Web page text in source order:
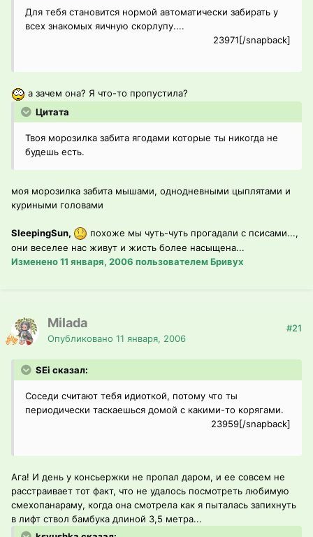
Для тебя становится нормой автоматически забирать у
всех знакомых яичную скорлупу....
23971[/snapback]
а зачем она? Я что-то пропустила?
Цитата
Твоя морозилка забита ягодами которые ты никогда не
будешь есть.
моя морозилка забита мышами, однодневными цыплятами и
куриными головами
SleepingSun,
похоже мы чуть-чуть прогадали с псисами...,
они веселее нас живут и жисть более насыщена...
Изменено11 января, 2006 пользователем Бривух
Milada
Опубликовано 11 января, 2006
#21
SEi сказал:
Соседи считают тебя идиоткой, потому что ты
периодически таскаешься домой с какими-то корягами.
23959[/snapback]
Ага! И день у консьержки не пропал даром, и ее совсем не
расстраивает тот факт, что не удалось посмотреть любимую
смехопанараму, когда она смотрела как я пыталась запихнуть
в лифт ствол бамбука длиной 3,5 метра...